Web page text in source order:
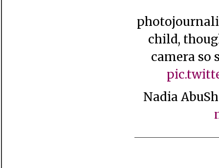
photojournalist took this photo 4 Syrian
child,
camera so
 Nadia